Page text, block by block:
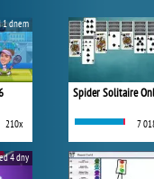
210x
1 dnem
4 dny
Spider Solitaire
7